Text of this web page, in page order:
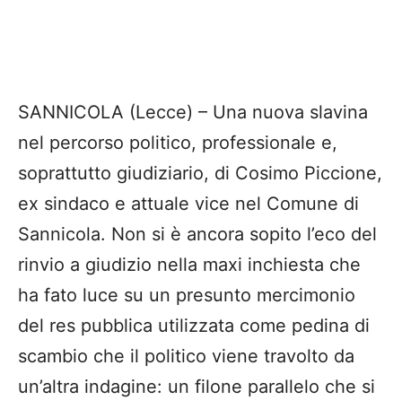
SANNICOLA (Lecce) – Una nuova slavina
nel percorso politico, professionale e,
soprattutto giudiziario, di Cosimo Piccione,
ex sindaco e attuale vice nel Comune di
Sannicola. Non si è ancora sopito l’eco del
rinvio a giudizio nella maxi inchiesta che
ha fato luce su un presunto mercimonio
del res pubblica utilizzata come pedina di
scambio che il politico viene travolto da
un’altra indagine: un filone parallelo che si